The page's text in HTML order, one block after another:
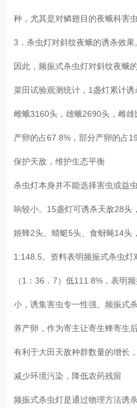
种，尤其是对鳞翅目的夜蛾科害
3．杀虫灯对斜纹夜蛾的诱杀效
因此，频振式杀虫灯对斜纹夜蛾
菜田试验观测统计，1盏灯累计
雌蛾3160头，雄蛾2690头，雌
产卵的占67.8%，部分产卵的占
保护天敌，维护生态平衡
杀虫灯本身并不能选择害虫或益
响较小。15盏灯可诱杀天敌28头
姬蜂2头、蜻蜓5头、食蚜蝇14头
1:148.5。资料表明频振式杀虫
（1：36．7）低111.8%，表明
小，诱集害虫专一性强。频振式
养产卵，作为寄主让寄生蜂寄生
有利于大田天敌种群数量的增长
减少环境污染，降低农药残留
频振式杀虫灯是通过物理方法诱